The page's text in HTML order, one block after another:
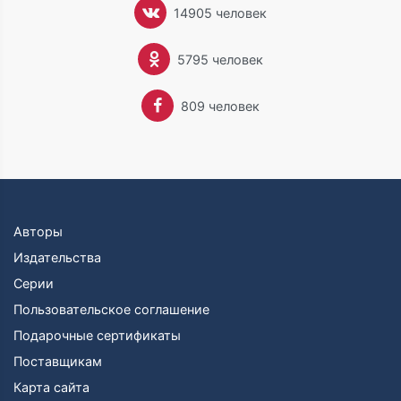
петербургских артистов) помощником режиссера,
декоратором, художником по куклам, режиссером
В 1997 году окончила Колледж культуры и искусств
(Санкт-Петербург), отделение режиссуры.
С 1996 года начала сотрудничать с театрами как
художник по костюмам, ростовым куклам и
Петербург), отделение медиадизайна.
первые раскраски Е. Матюшкиной к сказкам
«Чиполлино», «Красная Шапочка», «Теремок»,
«Колобок», «Маша и медведь».
издательствами Росмэн, Олма Пресс, Нева, Марка,
Тролль, Медный всадник П2, Праздник, Оникс,
Мурзилка, а также с такими авторами как Екатерина
14905 человек
5795 человек
809 человек
Авторы
Издательства
Серии
Пользовательское соглашение
Подарочные сертификаты
Поставщикам
Карта сайта